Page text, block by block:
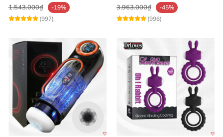
1.543.000₫
-19%
(997)
3.963.000₫
-45%
(996)